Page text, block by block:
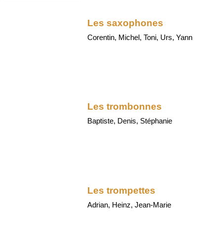
Les saxophones
Corentin, Michel, Toni, Urs, Yann
Les trombonnes
Baptiste, Denis, Stéphanie
Les trompettes
Adrian, Heinz, Jean-Marie